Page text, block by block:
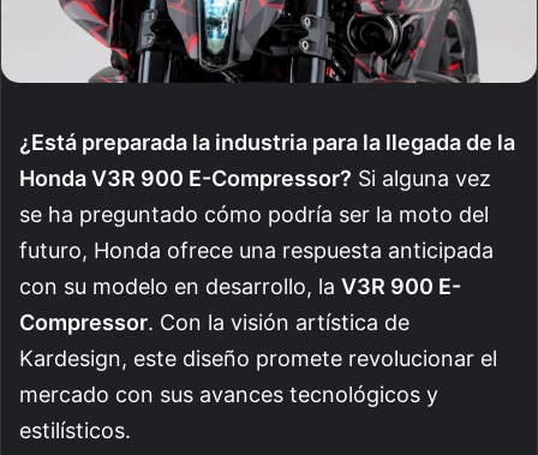
¿Está preparada la industria para la llegada de la
Honda V3R 900 E-Compressor? Si alguna vez
se ha preguntado cómo podría ser la moto del
futuro, Honda ofrece una respuesta anticipada
con su modelo en desarrollo, la V3R 900 E-
Compressor. Con la visión artística de
Kardesign, este diseño promete revolucionar el
mercado con sus avances tecnológicos y
estilísticos.